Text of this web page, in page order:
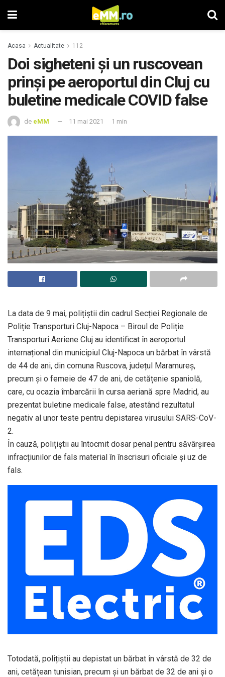
Acasa Actualitate 112
Doi sigheteni și un ruscovean
prinși pe aeroportul din Cluj cu
buletine medicale COVID false
de eMM 11 mai 2021 1 min
La data de 9 mai, polițiștii din cadrul Secției Regionale de
Poliție Transporturi Cluj-Napoca – Biroul de Poliție
Transporturi Aeriene Cluj au identificat în aeroportul
internațional din municipiul Cluj-Napoca un bărbat în vârstă
de 44 de ani, din comuna Ruscova, județul Maramureș,
precum și o femeie de 47 de ani, de cetățenie spaniolă,
care, cu ocazia îmbarcării în cursa aeriană spre Madrid, au
prezentat buletine medicale false, atestând rezultatul
negativ al unor teste pentru depistarea virusului SARS-CoV-
2.
În cauză, polițiștii au întocmit dosar penal pentru săvârșirea
infracțiunilor de fals material în înscrisuri oficiale și uz de
fals.
Totodată, polițiștii au depistat un bărbat în vârstă de 32 de
ani, cetățean tunisian, precum și un bărbat de 32 de ani și o